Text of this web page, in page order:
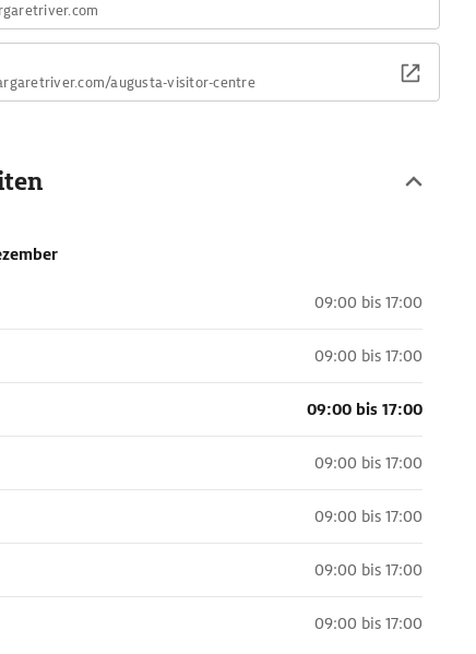
augusta-visitor-centre
09:00 bis 17:00
09:00 bis 17:00
09:00 bis 17:00
09:00 bis 17:00
09:00 bis 17:00
09:00 bis 17:00
09:00 bis 17:00